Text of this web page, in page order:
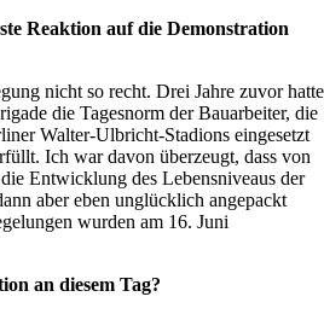
Reaktion auf die Demonstration
nicht so recht. Drei Jahre zuvor hatte
die Tagesnorm der Bauarbeiter, die
Walter-Ulbricht-Stadions eingesetzt
Ich war davon überzeugt, dass von
Entwicklung des Lebensniveaus der
aber eben unglücklich angepackt
wurden am 16. Juni
an diesem Tag?